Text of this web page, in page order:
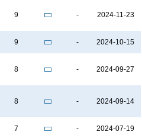
9 - 2024-11-23
9 - 2024-10-15
8 - 2024-09-27
8 - 2024-09-14
7 - 2024-07-19